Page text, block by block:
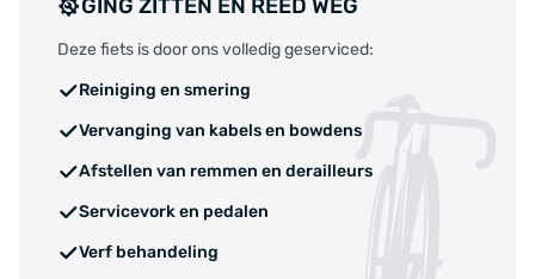
GING ZITTEN EN REED WEG
Deze fiets is door ons volledig geserviced:
Reiniging en smering
Vervanging van kabels en bowdens
Afstellen van remmen en derailleurs
Servicevork en pedalen
Verf behandeling